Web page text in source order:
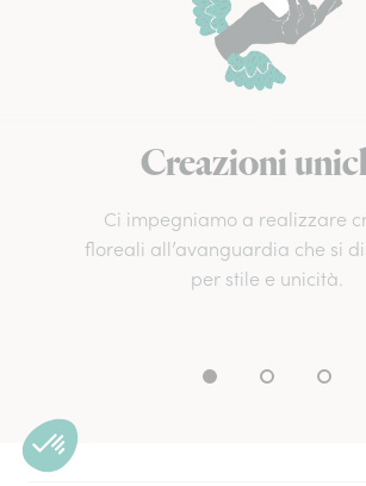
Creazioni
Ci impegniamo a realizzare
floreali all’avanguardia che si
per stile e unicità.